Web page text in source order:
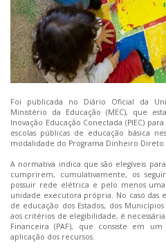
Foi publicada no Diário Oficial da
Ministério da Educação (MEC), que
Inovação Educação Conectada (PIEC)
escolas públicas de educação básica
modalidade do Programa Dinheiro Direto
A normativa indica que são elegíveis
cumprirem, cumulativamente, os
possuir rede elétrica e pelo menos
unidade executora própria. No caso das
de educação dos Estados, dos
aos critérios de elegibilidade, é
Financeira (PAF), que consiste em
aplicação dos recursos.